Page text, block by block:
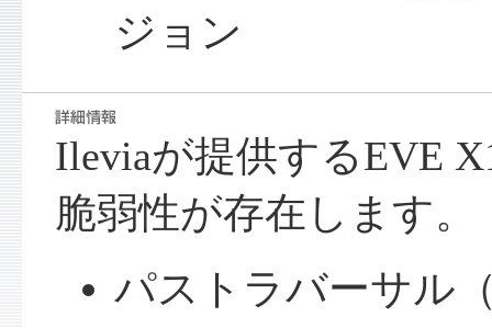
ジョン
Ileviaが提供するEVE
脆弱性が存在します。
パストラバーサル